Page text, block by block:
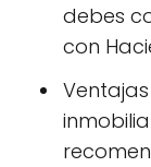
debes
con